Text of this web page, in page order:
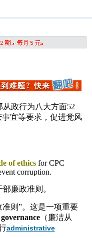
政行为八大方面52
宜等要求，促进党风
of ethicsfor CPC
corruption.
廉政准则。
则”。这是一项重要
（廉洁从
administrative